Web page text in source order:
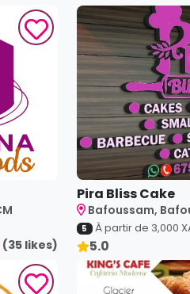
(35 likes)
Pira Bliss Cake
Bafoussam,
5 À partir de 3,000
5.0